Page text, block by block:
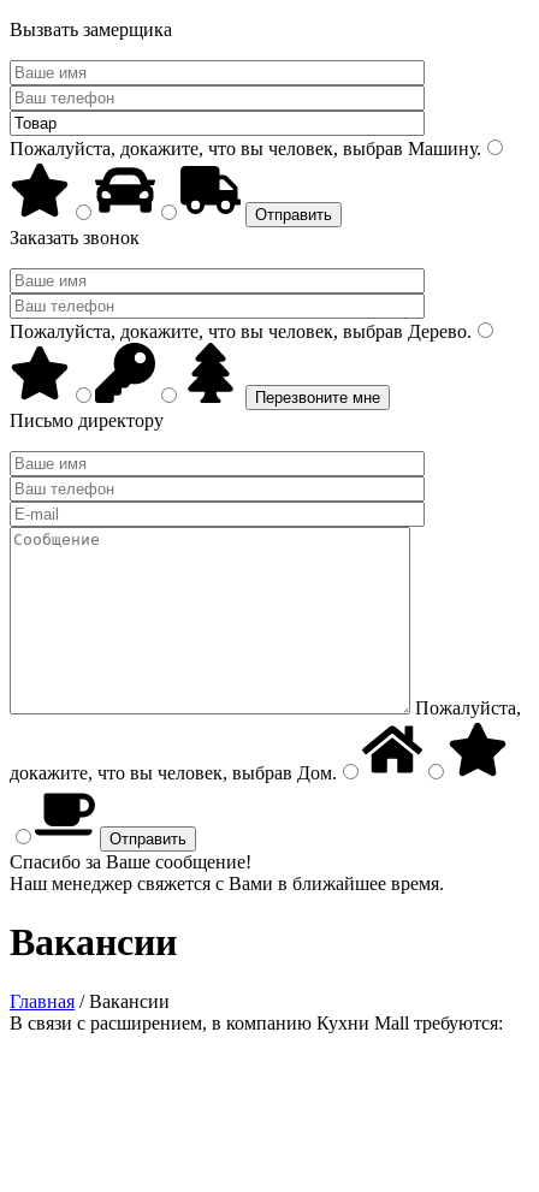
Вызвать замерщика
Пожалуйста, докажите, что вы человек, выбрав Машину.
Заказать звонок
Пожалуйста, докажите, что вы человек, выбрав Дерево.
Письмо директору
Пожалуйста,
докажите, что вы человек, выбрав Дом.
Спасибо за Ваше сообщение!
Наш менеджер свяжется с Вами в ближайшее время.
Вакансии
Главная /Вакансии
В связи с расширением, в компанию Кухни Mall требуются: